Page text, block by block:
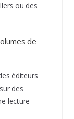
ou des
de
éditeurs
des
lecture